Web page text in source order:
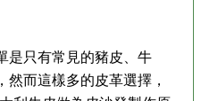
是只有常見的豬皮、牛
而這樣多的皮革選擇，